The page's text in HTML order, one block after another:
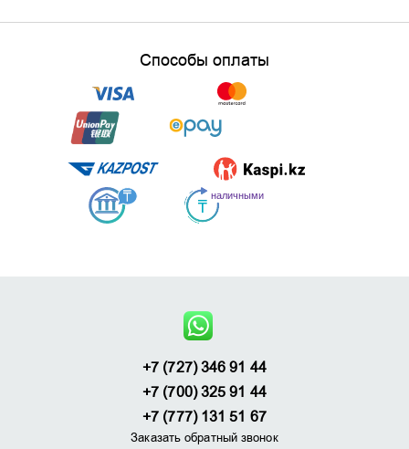
Способы оплаты
+7 (727) 346 91 44
+7 (700) 325 91 44
+7 (777) 131 51 67
Заказать обратный звонок